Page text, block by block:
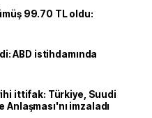
99.70 TL oldu:
ABD istihdamında
ittifak: Türkiye, Suudi
imzaladı